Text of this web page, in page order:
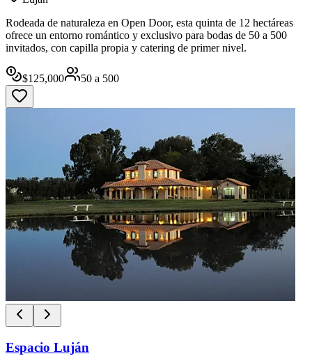
Rodeada de naturaleza en Open Door, esta quinta de 12 hectáreas
ofrece un entorno romántico y exclusivo para bodas de 50 a 500
invitados, con capilla propia y catering de primer nivel.
$125,000 50 a 500
Espacio Luján